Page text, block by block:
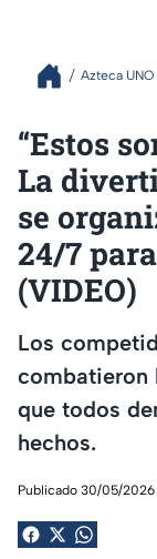
Azteca UNO
“Estos
La
se
24/7
(VIDEO)
Los
combatieron
que todos
hechos.
Publicado 30/05/